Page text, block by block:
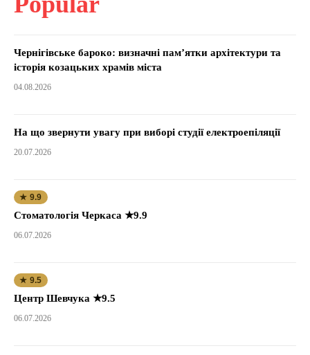
Чернігівське бароко: визначні пам’ятки архітектури та
історія козацьких храмів міста
04.08.2026
На що звернути увагу при виборі студії електроепіляції
20.07.2026
★ 9.9
Стоматологія Черкаса ★9.9
06.07.2026
★ 9.5
Центр Шевчука ★9.5
06.07.2026